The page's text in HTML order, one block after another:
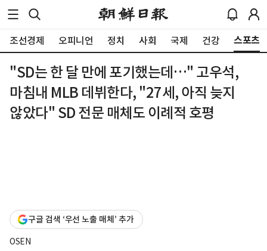
조선경제 오피니언 정치 사회 국제 건강 스포츠
"SD는 한 달 만에 포기했는데…" 고우석,
마침내 MLB 데뷔한다, "27세, 아직 늦지
않았다" SD 전문 매체도 이례적 호평
구글 검색 ‘우선 노출 매체’ 추가
OSEN